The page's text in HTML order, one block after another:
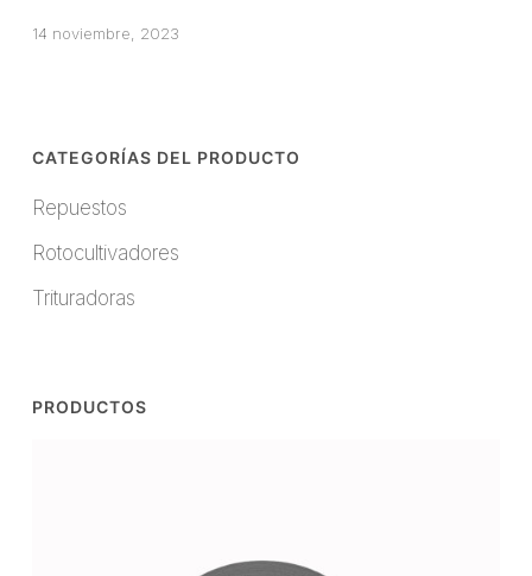
es
14 noviembre, 2023
CATEGORÍAS DEL PRODUCTO
Repuestos
Rotocultivadores
Trituradoras
PRODUCTOS